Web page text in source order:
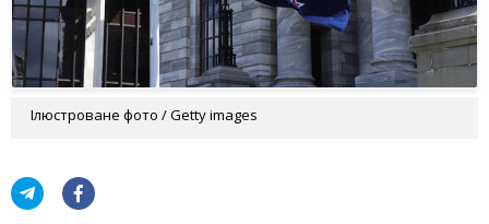
Ілюстроване фото / Getty images